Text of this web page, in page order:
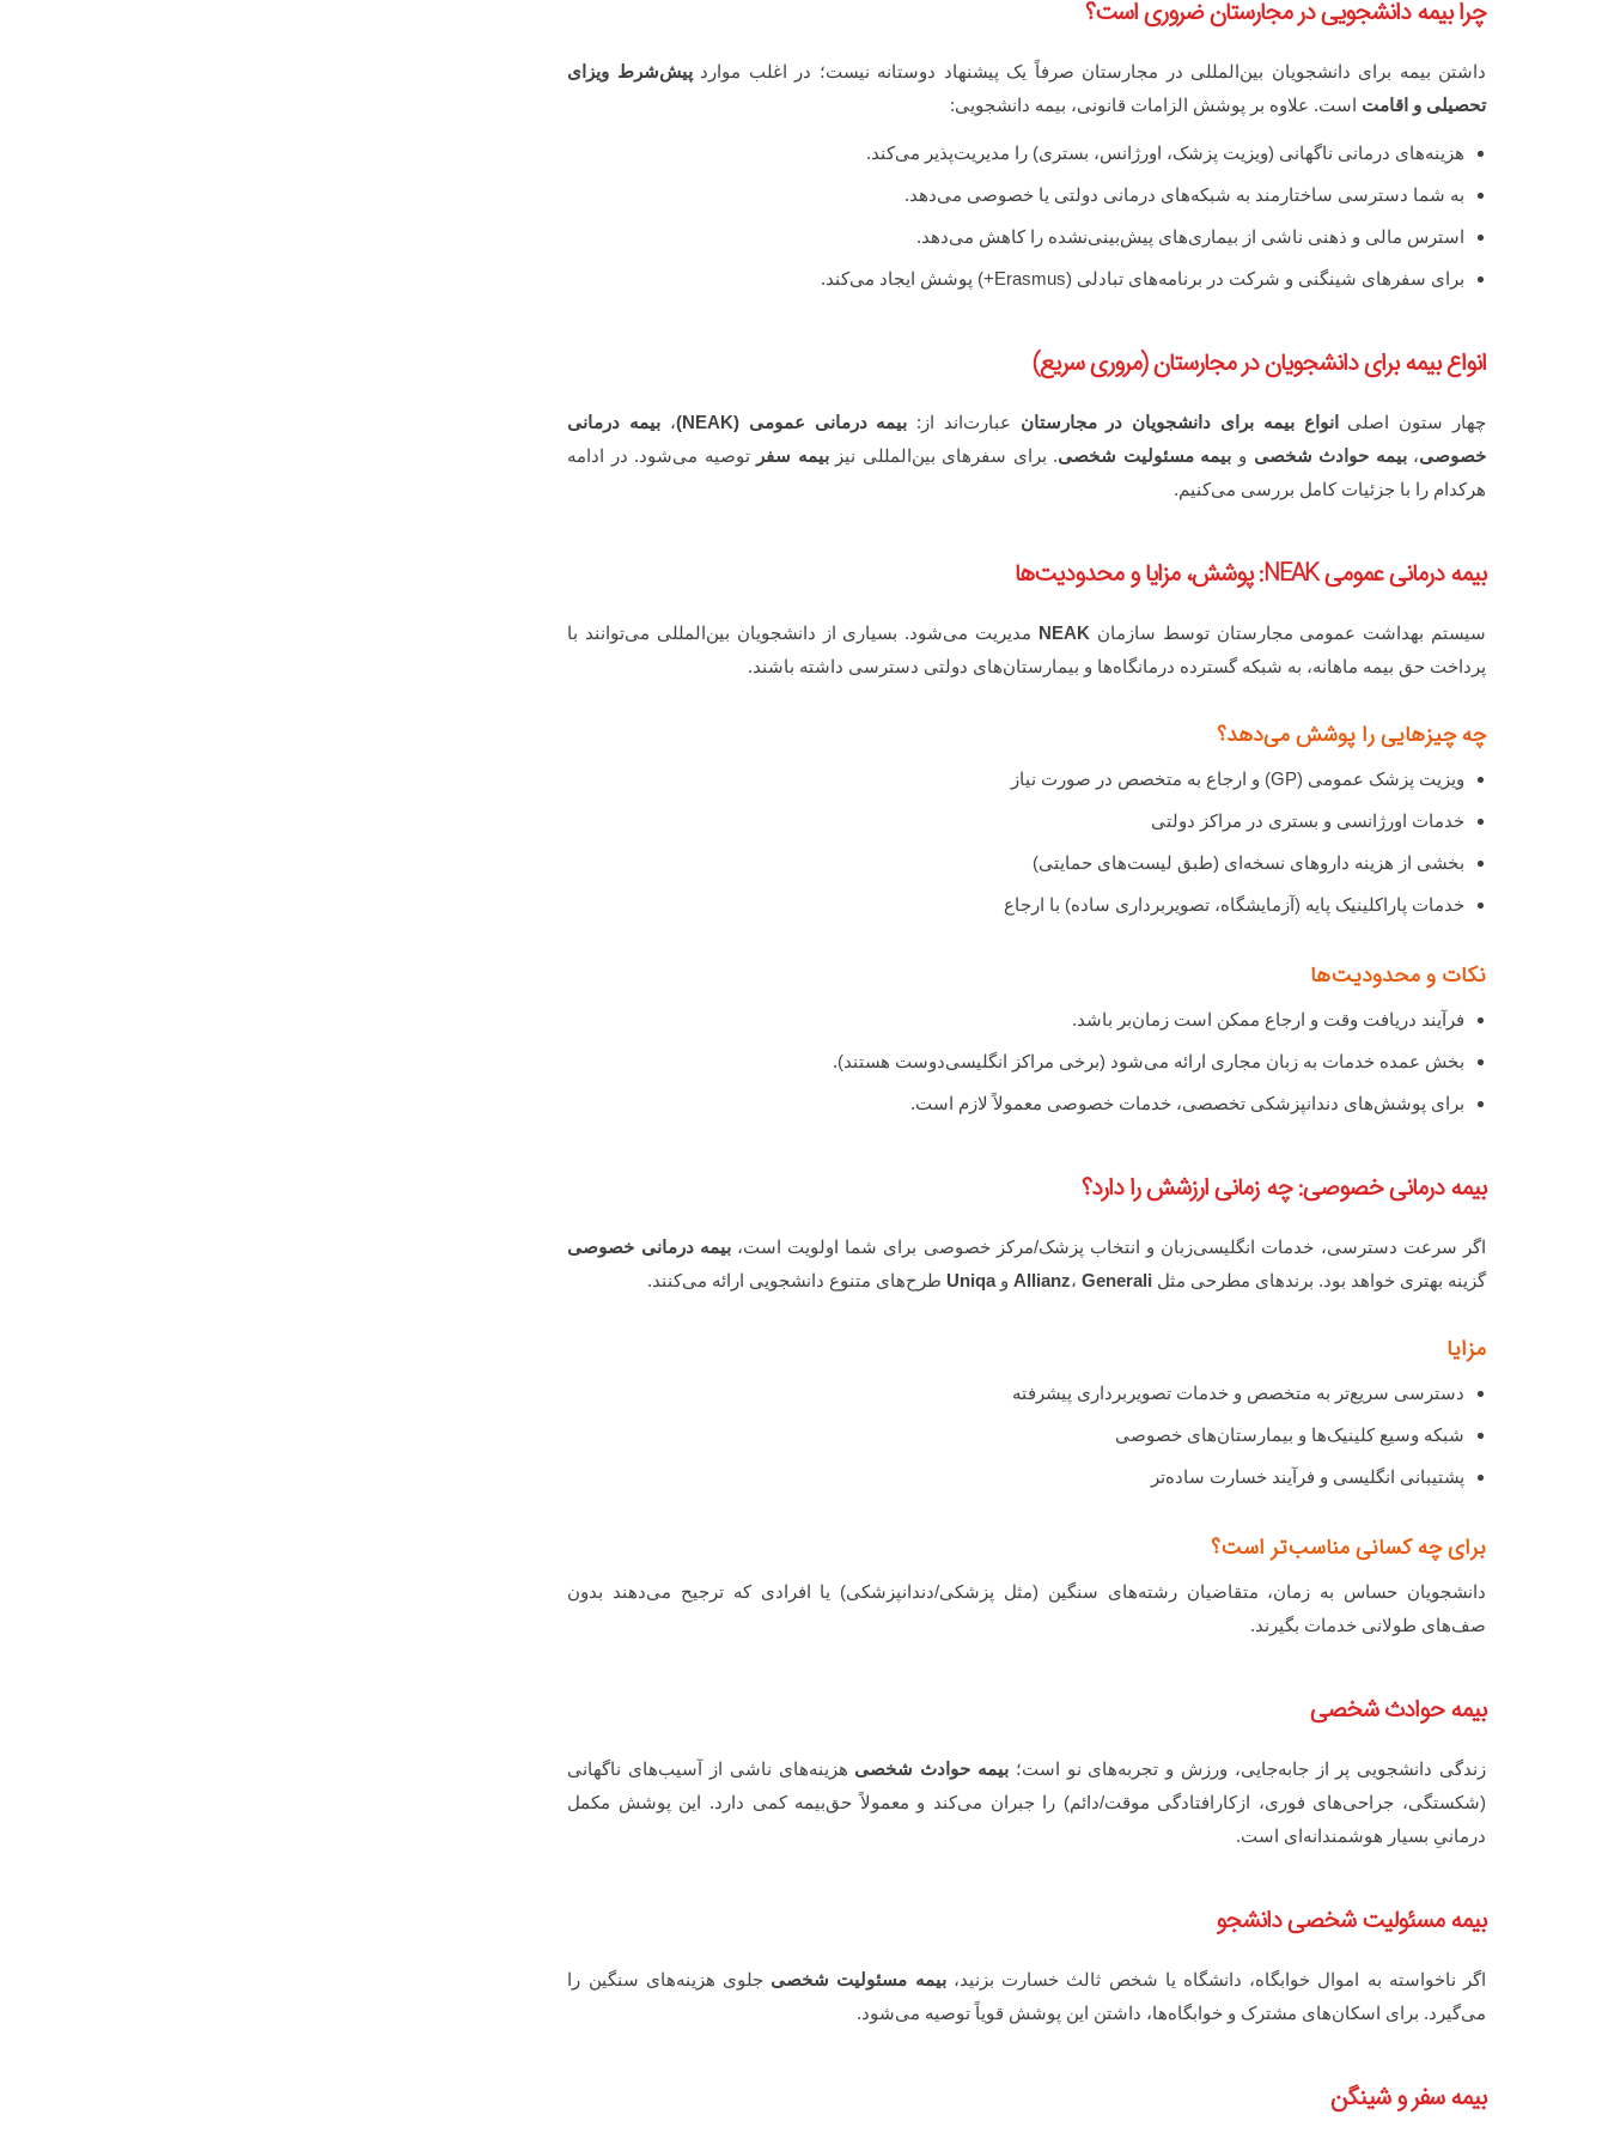
چرا بیمه دانشجویی در مجارستان ضروری است؟
داشتن بیمه برای دانشجویان بین‌المللی در مجارستان صرفاً یک پیشنهاد دوستانه نیست؛ در اغلب مواردپیش‌شرط ویزای
تحصیلی و اقامت است. علاوه بر پوشش الزامات قانونی، بیمه دانشجویی:
هزینه‌های درمانی ناگهانی (ویزیت پزشک، اورژانس، بستری) را مدیریت‌پذیر می‌کند.
به شما دسترسی ساختارمند به شبکه‌های درمانی دولتی یا خصوصی می‌دهد.
استرس مالی و ذهنی ناشی از بیماری‌های پیش‌بینی‌نشده را کاهش می‌دهد.
برای سفرهای شینگنی و شرکت در برنامه‌های تبادلی (Erasmus+) پوشش ایجاد می‌کند.
انواع بیمه برای دانشجویان در مجارستان (مروری سریع)
چهار ستون اصلی انواع بیمه برای دانشجویان در مجارستان عبارت‌اند از: بیمه درمانی عمومی (NEAK) ، بیمه درمانی
خصوصی،بیمه حوادث شخصی و بیمه مسئولیت شخصی. برای سفرهای بین‌المللی نیزبیمه سفر توصیه می‌شود. در ادامه
هرکدام را با جزئیات کامل بررسی می‌کنیم.
بیمه درمانی عمومی NEAK: پوشش، مزایا و محدودیت‌ها
سیستم بهداشت عمومی مجارستان توسط سازمان NEAK مدیریت می‌شود. بسیاری از دانشجویان بین‌المللی می‌توانند با
پرداخت حق بیمه ماهانه، به شبکه گسترده درمانگاه‌ها و بیمارستان‌های دولتی دسترسی داشته باشند.
چه چیزهایی را پوشش می‌دهد؟
ویزیت پزشک عمومی (GP) و ارجاع به متخصص در صورت نیاز
خدمات اورژانسی و بستری در مراکز دولتی
بخشی از هزینه داروهای نسخه‌ای (طبق لیست‌های حمایتی)
خدمات پاراکلینیک پایه (آزمایشگاه، تصویربرداری ساده) با ارجاع
نکات و محدودیت‌ها
فرآیند دریافت وقت و ارجاع ممکن است زمان‌بر باشد.
بخش عمده خدمات به زبان مجاری ارائه می‌شود (برخی مراکز انگلیسی‌دوست هستند).
برای پوشش‌های دندانپزشکی تخصصی، خدمات خصوصی معمولاً لازم است.
بیمه درمانی خصوصی: چه زمانی ارزشش را دارد؟
اگر سرعت دسترسی، خدمات انگلیسی‌زبان و انتخاب پزشک/مرکز خصوصی برای شما اولویت است،بیمه درمانی خصوصی
گزینه بهتری خواهد بود. برندهای مطرحی مثل
Allianz، Generali وUniqa طرح‌های متنوع دانشجویی ارائه می‌کنند.
مزایا
دسترسی سریع‌تر به متخصص و خدمات تصویربرداری پیشرفته
شبکه وسیع کلینیک‌ها و بیمارستان‌های خصوصی
پشتیبانی انگلیسی و فرآیند خسارت ساده‌تر
برای چه کسانی مناسب‌تر است؟
دانشجویان حساس به زمان، متقاضیان رشته‌های سنگین (مثل پزشکی/دندانپزشکی) یا افرادی که ترجیح می‌دهند بدون
صف‌های طولانی خدمات بگیرند.
بیمه حوادث شخصی
زندگی دانشجویی پر از جابه‌جایی، ورزش و تجربه‌های نو است؛بیمه حوادث شخصی هزینه‌های ناشی از آسیب‌های ناگهانی
(شکستگی، جراحی‌های فوری، ازکارافتادگی موقت/دائم) را جبران می‌کند و معمولاً حق‌بیمه کمی دارد. این پوشش مکمل
درمانیِ بسیار هوشمندانه‌ای است.
بیمه مسئولیت شخصی دانشجو
اگر ناخواسته به اموال خوابگاه، دانشگاه یا شخص ثالث خسارت بزنید،بیمه مسئولیت شخصی جلوی هزینه‌های سنگین را
می‌گیرد. برای اسکان‌های مشترک و خوابگاه‌ها، داشتن این پوشش قویاً توصیه می‌شود.
بیمه سفر و شینگن